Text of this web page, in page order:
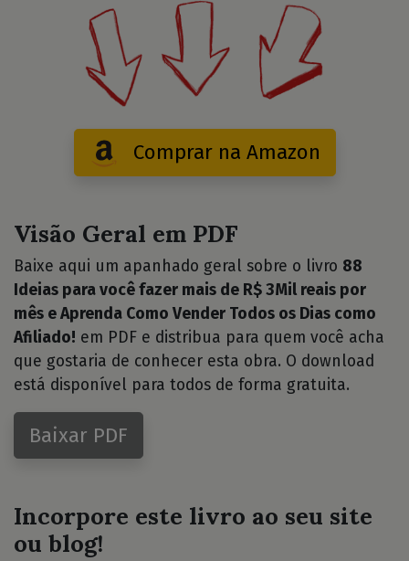
Comprar na Amazon
Visão Geral em PDF
Baixe aqui um apanhado geral sobre o livro 88
Ideias para você fazer mais de R$ 3Mil reais por
mês e Aprenda Como Vender Todos os Dias como
Afiliado! em PDF e distribua para quem você acha
que gostaria de conhecer esta obra. O download
está disponível para todos de forma gratuita.
Baixar PDF
Incorpore este livro ao seu site
ou blog!